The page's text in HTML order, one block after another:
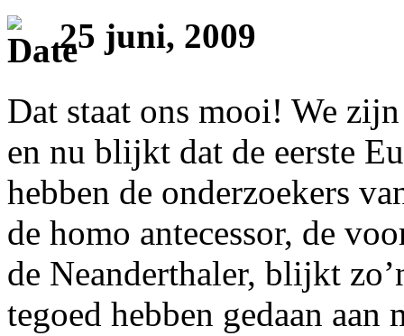
25 juni, 2009
Dat staat ons mooi! We
en nu blijkt dat de eerste
hebben de onderzoekers
de homo antecessor, de
de Neanderthaler, blijkt
tegoed hebben gedaan